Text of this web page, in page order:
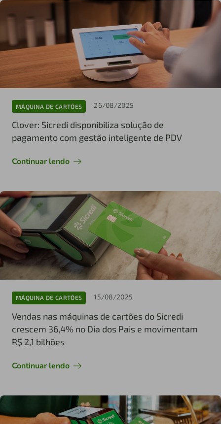
MÁQUINA DE CARTÕES 26/08/2025
Clover: Sicredi disponibiliza solução de
pagamento com gestão inteligente de PDV
Continuar lendo
MÁQUINA DE CARTÕES 15/08/2025
Vendas nas máquinas de cartões do Sicredi
crescem 36,4% no Dia dos Pais e movimentam
R$ 2,1 bilhões
Continuar lendo